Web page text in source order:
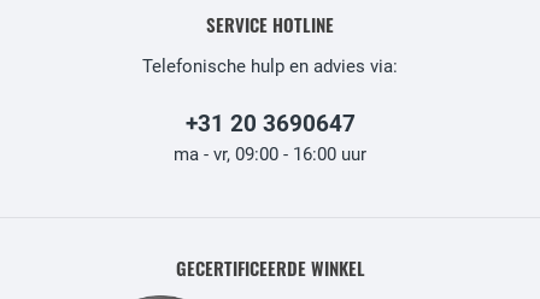
SERVICE HOTLINE
Telefonische hulp en advies via:
+31 20 3690647
ma - vr, 09:00 - 16:00 uur
GECERTIFICEERDE WINKEL